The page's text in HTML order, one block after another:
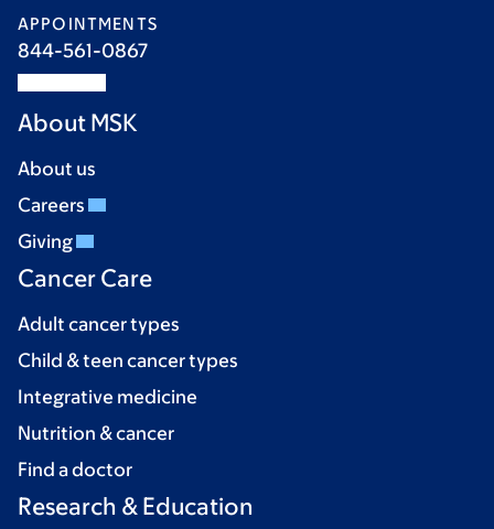
APPOINTMENTS
844-561-0867
About MSK
About us
Careers
Giving
Cancer Care
Adult cancer types
Child & teen cancer types
Integrative medicine
Nutrition & cancer
Find a doctor
Research & Education